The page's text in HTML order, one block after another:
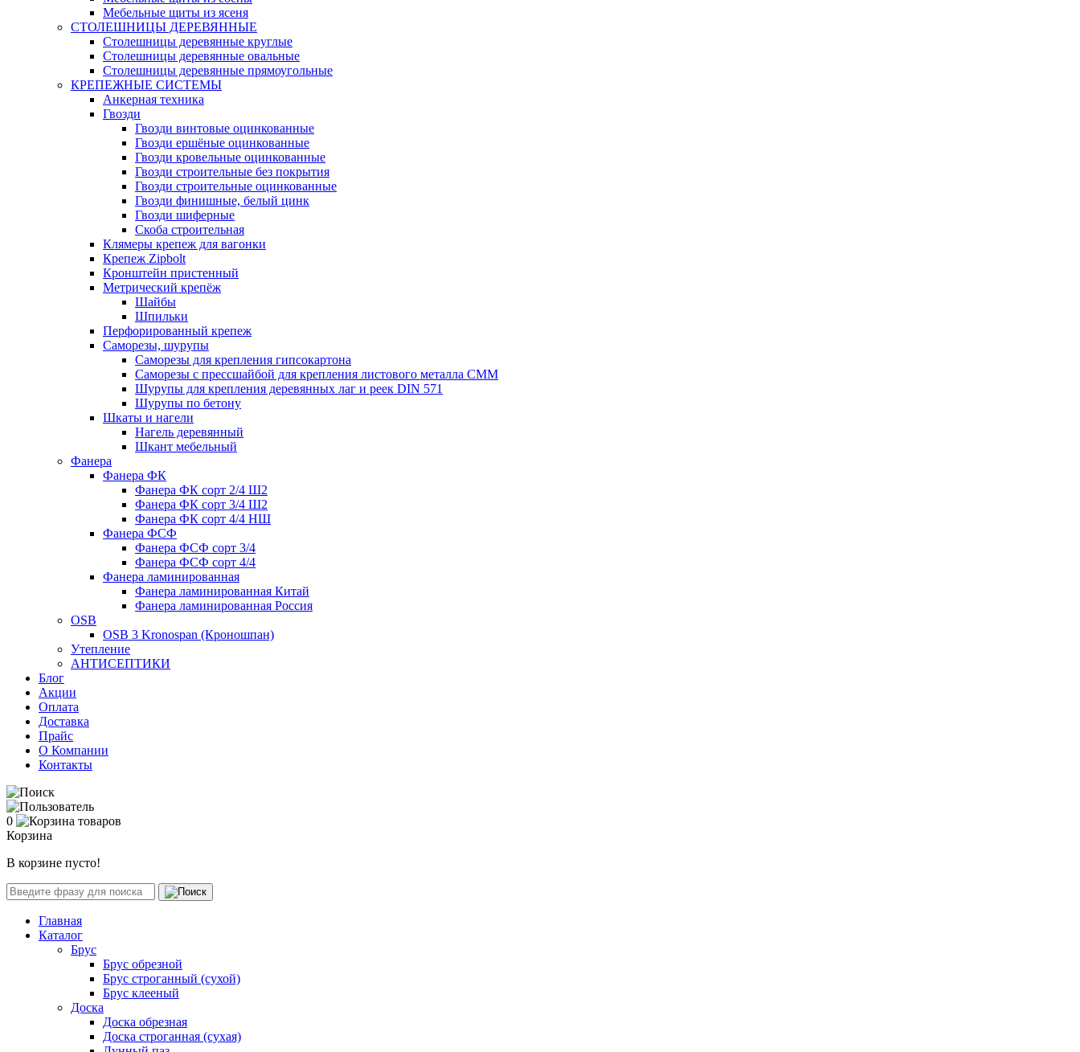
Мебельные щиты из ясеня
СТОЛЕШНИЦЫ ДЕРЕВЯННЫЕ
Столешницы деревянные круглые
Столешницы деревянные овальные
Столешницы деревянные прямоугольные
КРЕПЕЖНЫЕ СИСТЕМЫ
Анкерная техника
Гвозди
Гвозди винтовые оцинкованные
Гвозди ершёные оцинкованные
Гвозди кровельные оцинкованные
Гвозди строительные без покрытия
Гвозди строительные оцинкованные
Гвозди финишные, белый цинк
Гвозди шиферные
Скоба строительная
Клямеры крепеж для вагонки
Крепеж Zipbolt
Кронштейн пристенный
Метрический крепёж
Шайбы
Шпильки
Перфорированный крепеж
Саморезы, шурупы
Саморезы для крепления гипсокартона
Саморезы с прессшайбой для крепления листового металла СММ
Шурупы для крепления деревянных лаг и реек DIN 571
Шурупы по бетону
Шкаты и нагели
Нагель деревянный
Шкант мебельный
Фанера
Фанера ФК
Фанера ФК сорт 2/4 Ш2
Фанера ФК сорт 3/4 Ш2
Фанера ФК сорт 4/4 НШ
Фанера ФСФ
Фанера ФСФ сорт 3/4
Фанера ФСФ сорт 4/4
Фанера ламинированная
Фанера ламинированная Китай
Фанера ламинированная Россия
OSB
OSB 3 Kronospan (Кроношпан)
Утепление
АНТИСЕПТИКИ
Блог
Акции
Оплата
Доставка
Прайс
О Компании
Контакты
0
Корзина
В корзине пусто!
Главная
Каталог
Брус
Брус обрезной
Брус строганный (сухой)
Брус клееный
Доска
Доска обрезная
Доска строганная (сухая)